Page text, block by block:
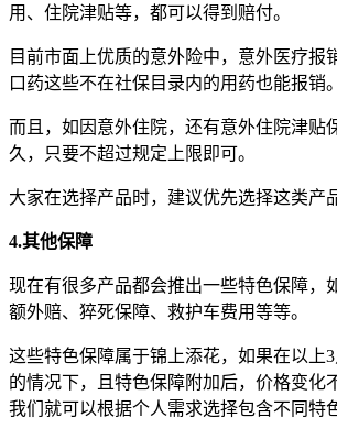
用、住院津贴等，都可以得到赔付。
目前市面上优质的意外险中，意外医疗报
口药这些不在社保目录内的用药也能报销。
而且，如因意外住院，还有意外住院津贴
久，只要不超过规定上限即可。
大家在选择产品时，建议优先选择这类产
4.其他保障
现在有很多产品都会推出一些特色保障，
额外赔、猝死保障、救护车费用等等。
这些特色保障属于锦上添花，如果在以上
的情况下，且特色保障附加后，价格变化
我们就可以根据个人需求选择包含不同特